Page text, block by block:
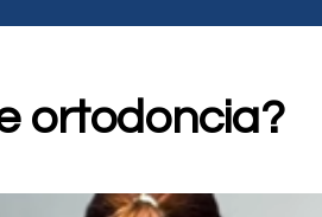
ortodoncia?